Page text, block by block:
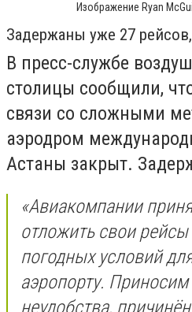
Изображение Ryan
Задержаны уже 27
В пресс-службе
столицы сообщили,
связи со сложными
аэродром
Астаны закрыт.
«Авиакомпании
отложить свои рейсы
погодных условий
аэропорту.
неудобства,